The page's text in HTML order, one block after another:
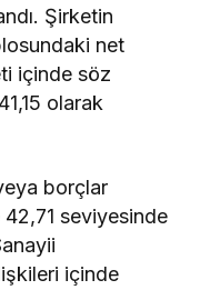
Şirketin
net
içinde söz
olarak
borçlar
seviyesinde
içinde